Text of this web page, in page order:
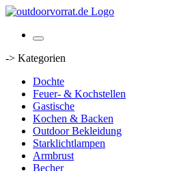
-> Kategorien
Dochte
Feuer- & Kochstellen
Gastische
Kochen & Backen
Outdoor Bekleidung
Starklichtlampen
Armbrust
Becher